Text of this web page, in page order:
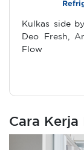
Kulkas side
Deo Fresh,
Flow
Cara Kerja